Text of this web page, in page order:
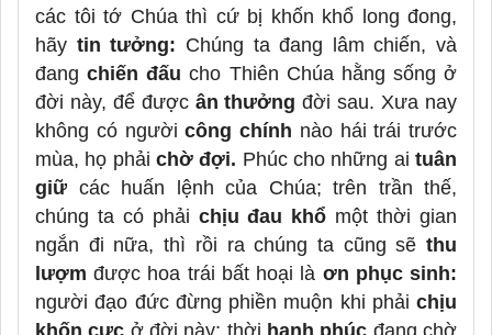
các tôi tớ Chúa thì cứ bị khốn khổ long đong,
hãy tin tưởng: Chúng ta đang lâm chiến, và
đangchiến đấu cho Thiên Chúa hằng sống ở
đời này, để được ân thưởng đời sau. Xưa nay
không có ngườicông chính nào hái trái trước
mùa, họ phải chờ đợi. Phúc cho những aituân
giữ các huấn lệnh của Chúa; trên trần thế,
chúng ta có phải chịu đau khổ một thời gian
ngắn đi nữa, thì rồi ra chúng ta cũng sẽ thu
lượm được hoa trái bất hoại là ơn phục sinh:
người đạo đức đừng phiền muộn khi phải chịu
khốn cực ở đời này; thời hạnh phúc đang chờ